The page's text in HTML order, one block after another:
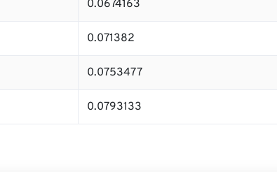
0.0674163
0.071382
0.0753477
0.0793133